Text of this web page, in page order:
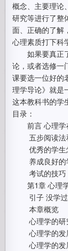
概念、主要理论
研究等进行了整
面、正确的了解
心理素质打下科
如果要真正了
论，或者选修一
课要选一位好的
理学导论》就是
这本教科书的学
目录：
前言 心理学
五步阅读法
优秀的学生
养成良好的
考试的技巧
第1章 心理学
引子 没学过
本章概览
心理学的研
心理学的发
心理学的发